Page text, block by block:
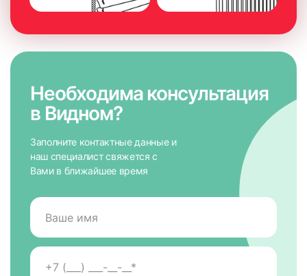
Необходима консультация
в Видном?
Заполните контактные данные и
наш специалист свяжется с
Вами в ближайшее время